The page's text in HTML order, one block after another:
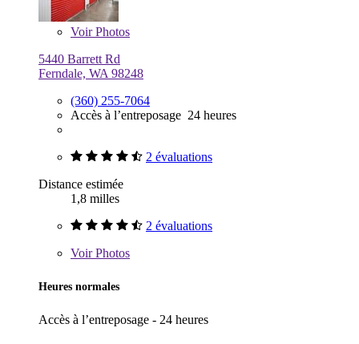
VoirPhotos
5440 Barrett Rd
Ferndale, WA 98248
(360) 255-7064
Accès à l’entreposage 24 heures
2 évaluations
Distance estimée
1,8 milles
2 évaluations
VoirPhotos
Heures normales
Accès à l’entreposage - 24 heures